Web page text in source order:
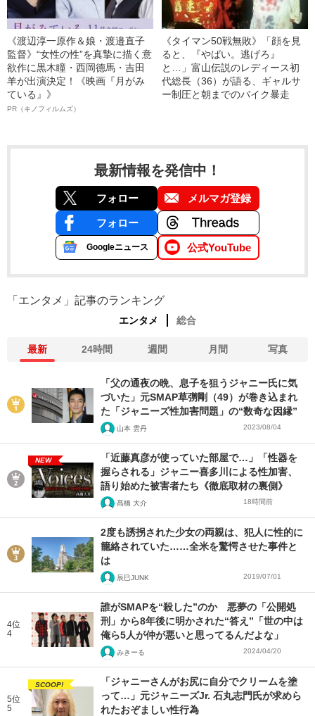
《渡辺淳一原作＆娘・渡邉直子
監督》“女性の性”を真摯に描く意
欲作に黒木瞳・西岡德馬・吉田
羊が出演決定！《映画『月がみ
ている』》
PR（キノフィルムズ）
《タイマン50戦無敗》「顔を見
ると、『やばい。逃げろ』
と…」富山伝説のレディース初
代総長（36）が語る、ギャルサ
ー制圧と朝までのバイク暴走
最新情報を発信中！
フォロー メルマガ登録
フォロー
Googleニュース 公式YouTube
「エンタメ」記事のランキング
エンタメ 総合
最新 24時間 週間 月間 写真
「父の通夜の晩、息子を狙うジャニー氏に気
づいた」元SMAP草彅剛（49）が巻き込まれ
た「ジャニーズ性加害問題」の“数奇な因縁”
山本 雲丹 2023/08/04
NEW
「近藤真彦が使っていた部屋で…」「性器を
握らされる」ジャニー喜多川による性加害、
語り始めた被害者たち《徹底取材の裏側》
髙橋 大介 18時間前
2度も誘拐された少女の両親は、犯人に性的に
籠絡されていた……全米を驚愕させた事件と
は
辰巳JUNK 2019/07/01
4位
4
誰がSMAPを“殺した”のか 悪夢の「公開処
刑」から8年後に明かされた“答え”「世の中は
俺ら5人が仲が悪いと思ってるんだよな」
みきーる 2024/04/20
5位
5
SCOOP!
「ジャニーさんがお尻に自分でクリームを塗
って…」元ジャニーズJr. 石丸志門氏が求めら
れたおぞましい性行為